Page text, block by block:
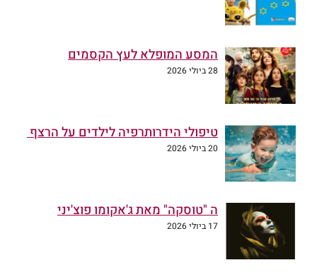
המסע המופלא לעץ הקסמים
28 ביולי 2026
טיפולי הידרותרפיה לילדים על הרצף
20 ביולי 2026
ה "טוסקה" מאת ג'אקומו פוצ'יני
17 ביולי 2026